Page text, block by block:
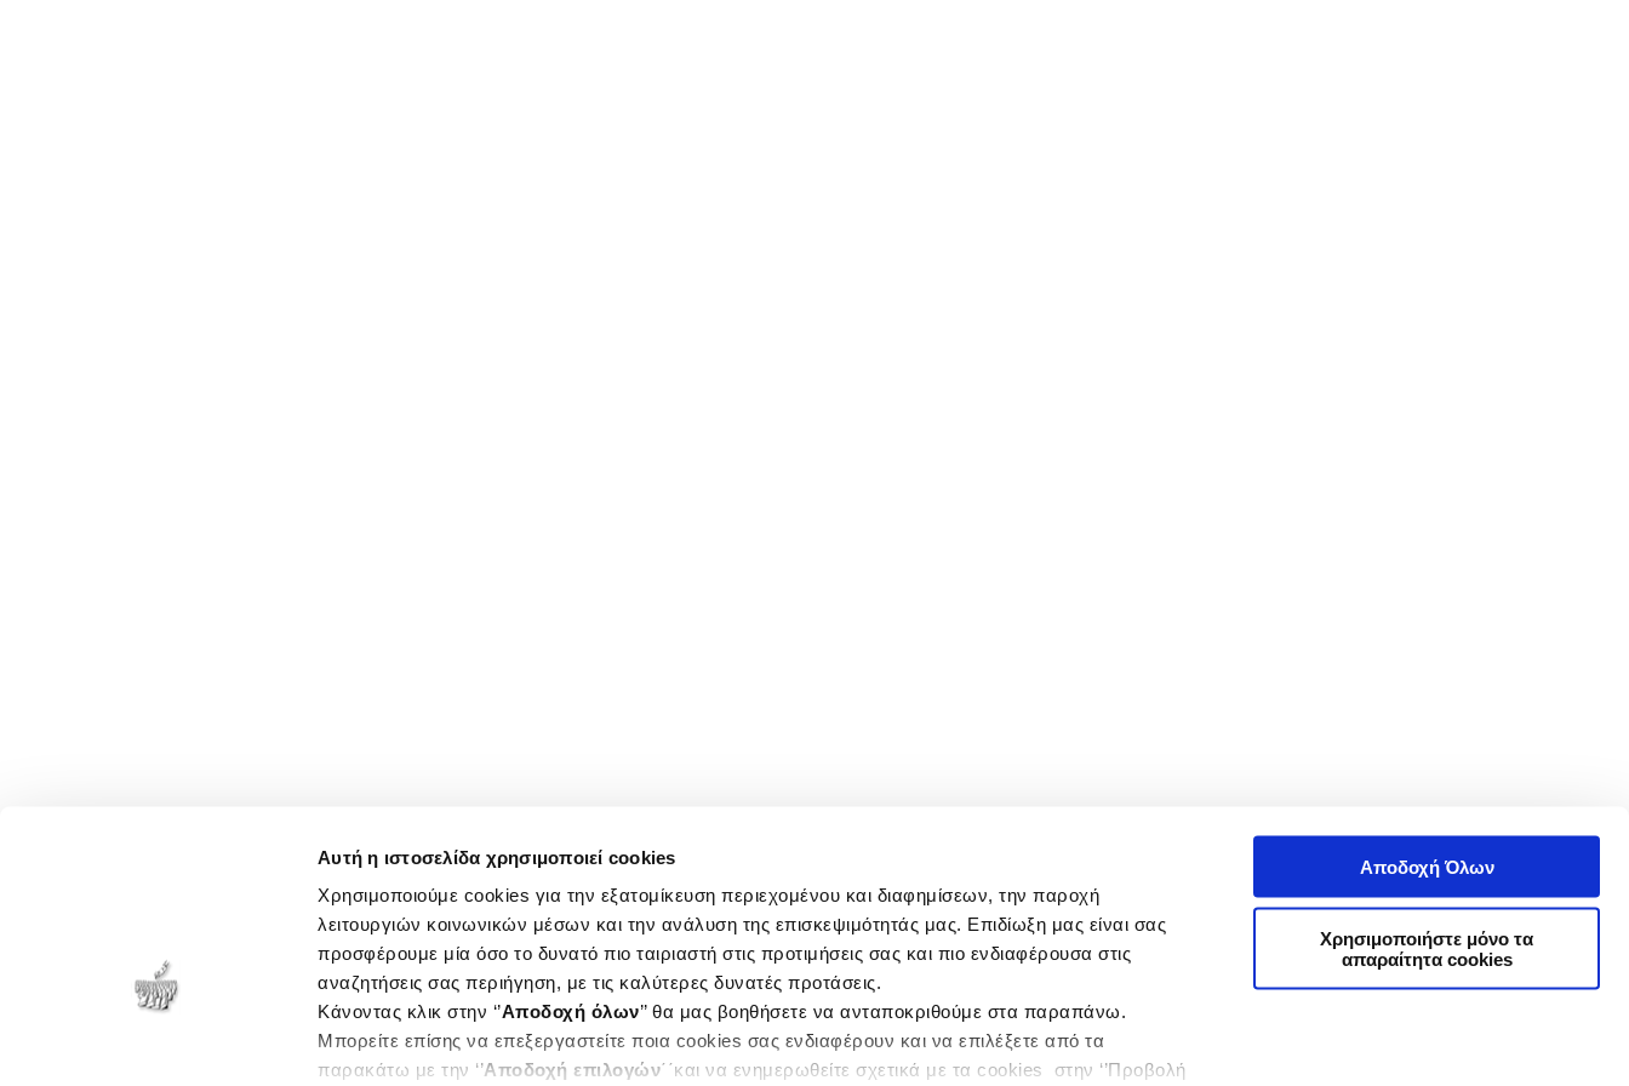
Αυτή η ιστοσελίδα χρησιμοποιεί cookies
Χρησιμοποιούμε cookies για την εξατομίκευση περιεχομένου και διαφημίσεων, την παροχή
λειτουργιών κοινωνικών μέσων και την ανάλυση της επισκεψιμότητάς μας. Επιδίωξη μας είναι σας
προσφέρουμε μία όσο το δυνατό πιο ταιριαστή στις προτιμήσεις σας και πιο ενδιαφέρουσα στις
αναζητήσεις σας περιήγηση, με τις καλύτερες δυνατές προτάσεις.
Κάνοντας κλικ στην ‘’Αποδοχή όλων’’ θα μας βοηθήσετε να ανταποκριθούμε στα παραπάνω.
Μπορείτε επίσης να επεξεργαστείτε ποια cookies σας ενδιαφέρουν και να επιλέξετε από τα
παρακάτω με την ‘’Αποδοχή επιλογών΄΄και να ενημερωθείτε σχετικά με τα cookies στην ‘’Προβολή
Αποδοχή Όλων
Χρησιμοποιήστε μόνο τα
απαραίτητα cookies